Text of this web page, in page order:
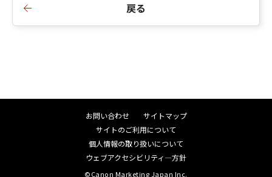
戻る
お問い合わせ
サイトマップ
サイトのご利用について
個人情報の取り扱いについて
ウェブアクセシビリティ―方針
©Canon Marketing Japan Inc.